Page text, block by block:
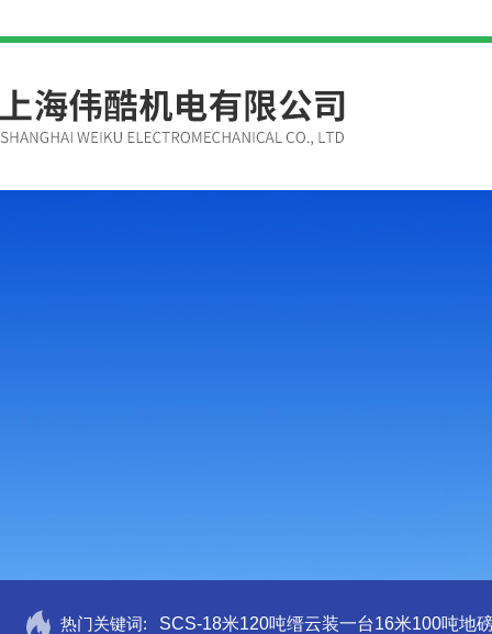
热门关键词: SCS-18米120吨缙云装一台16米100吨地